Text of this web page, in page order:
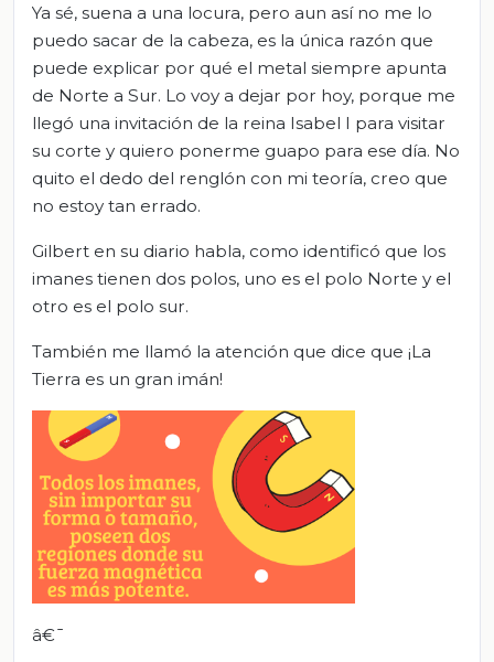
Ya sé, suena a una locura, pero aun así no me lo
puedo sacar de la cabeza, es la única razón que
puede explicar por qué el metal siempre apunta
de Norte a Sur. Lo voy a dejar por hoy, porque me
llegó una invitación de la reina Isabel I para visitar
su corte y quiero ponerme guapo para ese día. No
quito el dedo del renglón con mi teoría, creo que
no estoy tan errado.
Gilbert en su diario habla, como identificó que los
imanes tienen dos polos, uno es el polo Norte y el
otro es el polo sur.
También me llamó la atención que dice que ¡La
Tierra es un gran imán!
â€¯